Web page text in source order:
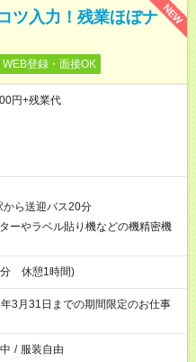
NEW
ツ入力！残業ほぼナ
WEB登録・面接OK
円+残業代
から送迎バス20分
ーやラベル貼り機などの機精密機
分 休憩1時間)
3月31日までの期間限定のお仕事
/ 服装自由